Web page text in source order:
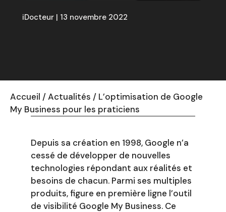
iDocteur | 13 novembre 2022
Accueil /Actualités / L’optimisation de Google
My Business pour les praticiens
Depuis sa création en 1998, Google n’a
cessé de développer de nouvelles
technologies répondant aux réalités et
besoins de chacun. Parmi ses multiples
produits, figure en première ligne l’outil
de visibilité Google My Business. Ce